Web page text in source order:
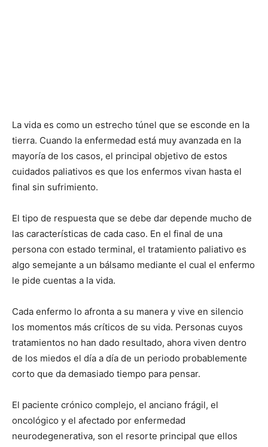
La vida es como un estrecho túnel que se esconde en la
tierra. Cuando la enfermedad está muy avanzada en la
mayoría de los casos, el principal objetivo de estos
cuidados paliativos es que los enfermos vivan hasta el
final sin sufrimiento.
El tipo de respuesta que se debe dar depende mucho de
las características de cada caso. En el final de una
persona con estado terminal, el tratamiento paliativo es
algo semejante a un bálsamo mediante el cual el enfermo
le pide cuentas a la vida.
Cada enfermo lo afronta a su manera y vive en silencio
los momentos más críticos de su vida. Personas cuyos
tratamientos no han dado resultado, ahora viven dentro
de los miedos el día a día de un periodo probablemente
corto que da demasiado tiempo para pensar.
El paciente crónico complejo, el anciano frágil, el
oncológico y el afectado por enfermedad
neurodegenerativa, son el resorte principal que ellos